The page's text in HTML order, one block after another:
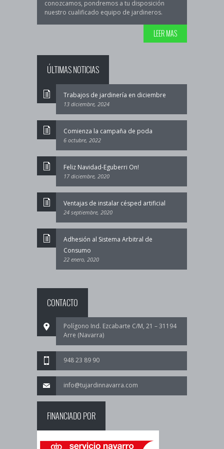
conozcamos, pondremos a tu disposición
nuestro cualificado equipo de jardineros.
LEER MAS
ÚLTIMAS NOTICIAS
Trabajos de jardinería en diciembre
13 diciembre, 2024
Comienza la campaña de poda
6 octubre, 2022
Feliz Navidad-Eguberri On!
17 diciembre, 2020
Ventajas de instalar césped artificial
24 septiembre, 2020
Adhesión al Sistema Arbitral de
Consumo
22 enero, 2020
CONTACTO
Polígono Ind. Ezcabarte C/M, 21 – 31194
Arre (Navarra)
948 23 89 90
info@tujardinnavarra.com
FINANCIADO POR